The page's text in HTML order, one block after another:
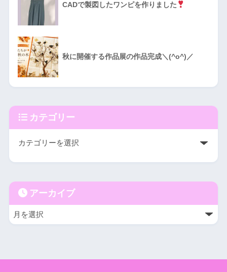
CADで製図したワンピを作りました
秋に開催する作品展の作品完成＼(^o^)／
カテゴリー
アーカイブ